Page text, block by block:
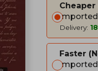
Cheaper
Delivery:
Faster